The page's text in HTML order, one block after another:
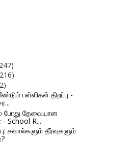
பள்ளிகள் திறப்பு -
போது தேவையான
- School R...
சவால்களும் தீர்வுகளும்